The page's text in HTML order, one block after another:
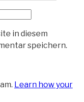
in diesem
speichern.
Learn how your